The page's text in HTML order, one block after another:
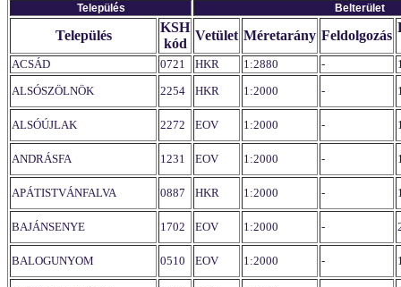
Település Belterület
Település
KSH
kód
Vetület Méretarány Feldolgozás
ACSÁD 0721 HKR 1:2880 -
ALSÓSZÖLNÖK
2254 HKR 1:2000 -
ALSÓÚJLAK 2272 EOV 1:2000 -
ANDRÁSFA 1231 EOV 1:2000 -
APÁTISTVÁNFALVA 0887 HKR 1:2000 -
BAJÁNSENYE 1702 EOV 1:2000 -
BALOGUNYOM 0510 EOV 1:2000 -